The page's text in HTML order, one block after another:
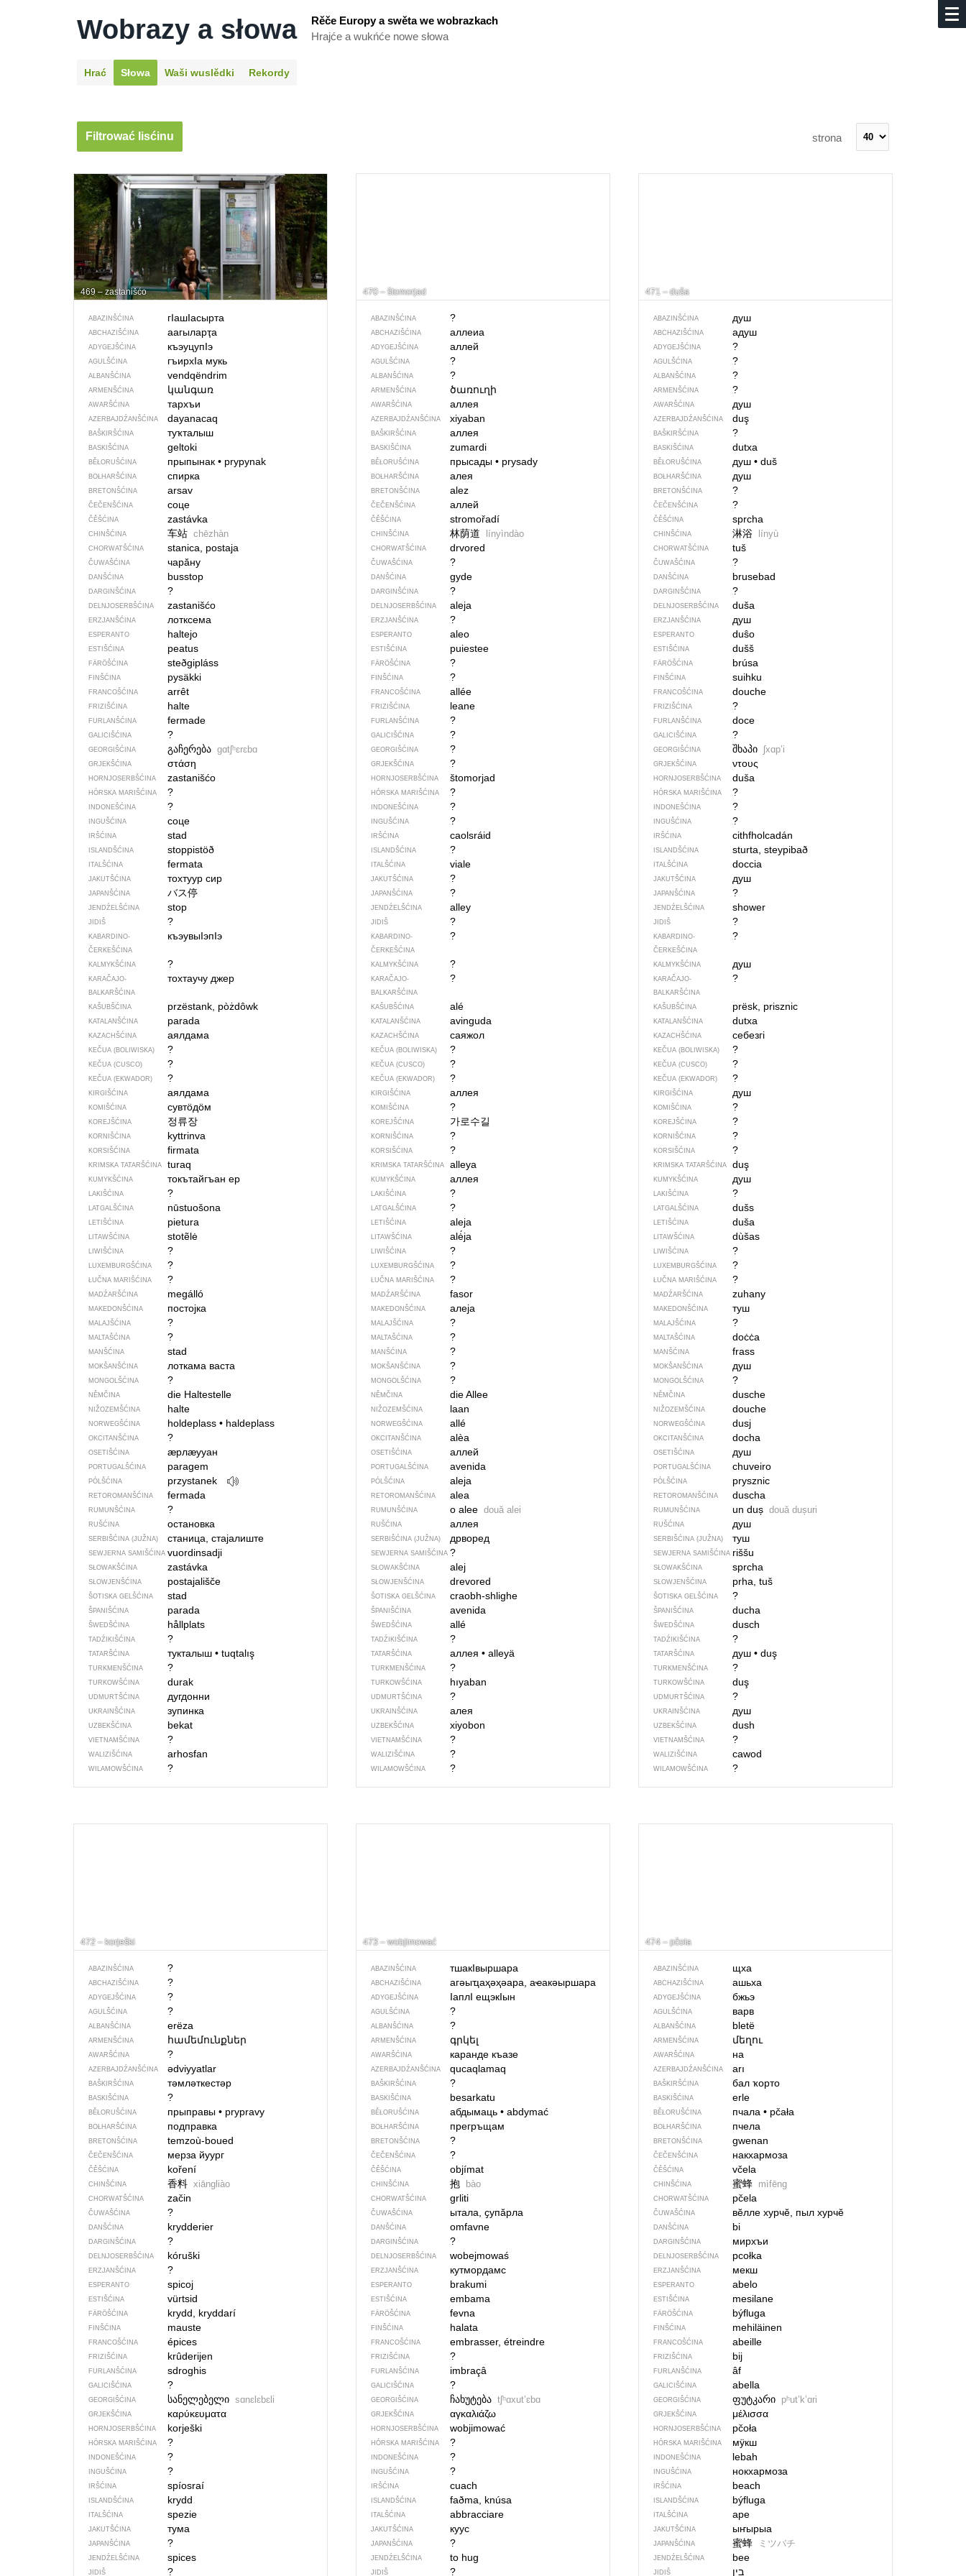
Wobrazy a słowa
Rěče Europy a swěta we wobrazkach
Hrajće a wukńće nowe słowa
Hrać Słowa Waši wuslědki Rekordy
Filtrować lisćinu strona
469 – zastanišćo
ABAZINŠĆINA гIашIасырта
ABCHAZIŠĆINA аагыларҭа
ADYGEJŠĆINA къэуцупIэ
AGULŠĆINA гъирхIа мукь
ALBANŠĆINA vendqëndrim
ARMENŠĆINA կանգառ
AWARŠĆINA тархъи
AZERBAJDŹANŠĆINA dayanacaq
BAŠKIRŠĆINA туҡталыш
BASKIŠĆINA geltoki
BĚŁORUŠĆINA прыпынак •prypynak
BOŁHARŠĆINA спирка
BRETONŠĆINA arsav
ČEČENŠĆINA соце
ČĚŠĆINA zastávka
CHINŠĆINA 车站 chēzhàn
CHORWATŠĆINA stanica, postaja
ČUWAŠĆINA чарӑну
DANŠĆINA busstop
DARGINŠĆINA ?
DELNJOSERBŠĆINA zastanišćo
ERZJANŠĆINA лотксема
ESPERANTO haltejo
ESTIŠĆINA peatus
FÄRÖŠĆINA steðgipláss
FINŠĆINA pysäkki
FRANCOŠĆINA arrêt
FRIZIŠĆINA halte
FURLANŠĆINA fermade
GALICIŠĆINA ?
GEORGIŠĆINA გაჩერება gɑtʃʰɛrɛbɑ
GRJEKŠĆINA στάση
HORNJOSERBŠĆINA zastanišćo
HÓRSKA MARIŠĆINA ?
INDONEŠĆINA ?
INGUŠĆINA соце
IRŠĆINA stad
ISLANDŠĆINA stoppistöð
ITALŠĆINA fermata
JAKUTŠĆINA тохтуур сир
JAPANŠĆINA バス停
JENDŹELŠĆINA stop
JIDIŠ ?
KABARDINO-
ČERKEŠĆINA
къэувыIэпIэ
KALMYKŠĆINA ?
KARAČAJO-
BALKARŠĆINA
тохтаучу джер
KAŠUBŠĆINA przëstank, pòżdôwk
KATALANŠĆINA parada
KAZACHŠĆINA аялдама
KEČUA (BOLIWISKA) ?
KEČUA (CUSCO) ?
KEČUA (EKWADOR) ?
KIRGIŠĆINA аялдама
KOMIŠĆINA сувтӧдӧм
KOREJŠĆINA 정류장
KORNIŠĆINA kyttrinva
KORSIŠĆINA firmata
KRIMSKA TATARŠĆINA turaq
KUMYKŠĆINA токътайгъан ер
LAKIŠĆINA ?
LATGALŠĆINA nūstuošona
LETIŠĆINA pietura
LITAWŠĆINA stotẽlė
LIWIŠĆINA ?
LUXEMBURGŠĆINA ?
ŁUČNA MARIŠĆINA ?
MADŹARŠĆINA megálló
MAKEDONŠĆINA постојка
MALAJŠĆINA ?
MALTAŠĆINA ?
MANŠĆINA stad
MOKŠANŠĆINA лоткама васта
MONGOLŠĆINA ?
NĚMČINA die Haltestelle
NIŽOZEMŠĆINA halte
NORWEGŠĆINA holdeplass •haldeplass
OKCITANŠĆINA ?
OSETIŠĆINA ӕрлӕууан
PORTUGALŠĆINA paragem
PÓLŠĆINA przystanek
RETOROMANŠĆINA fermada
RUMUNŠĆINA ?
RUŠĆINA остановка
SERBIŠĆINA (JUŽNA) станица, стајалиште
SEWJERNA SAMIŠĆINA vuordinsadji
SŁOWAKŠĆINA zastávka
SŁOWJENŠĆINA postajališče
ŠOTISKA GELŠĆINA stad
ŠPANIŠĆINA parada
ŠWEDŠĆINA hållplats
TADŹIKIŠĆINA ?
TATARŠĆINA тукталыш •tuqtalış
TURKMENŠĆINA ?
TURKOWŠĆINA durak
UDMURTŠĆINA дугдонни
UKRAINŠĆINA зупинка
UZBEKŠĆINA bekat
VIETNAMŠĆINA ?
WALIZIŠĆINA arhosfan
WILAMOWŠĆINA ?
470 – štomorjad
ABAZINŠĆINA ?
ABCHAZIŠĆINA аллеиа
ADYGEJŠĆINA аллей
AGULŠĆINA ?
ALBANŠĆINA ?
ARMENŠĆINA ծառուղի
AWARŠĆINA аллея
AZERBAJDŹANŠĆINA xiyaban
BAŠKIRŠĆINA аллея
BASKIŠĆINA zumardi
BĚŁORUŠĆINA прысады • prysady
BOŁHARŠĆINA алея
BRETONŠĆINA alez
ČEČENŠĆINA аллей
ČĚŠĆINA stromořadí
CHINŠĆINA 林荫道 línyìndào
CHORWATŠĆINA drvored
ČUWAŠĆINA ?
DANŠĆINA gyde
DARGINŠĆINA ?
DELNJOSERBŠĆINA aleja
ERZJANŠĆINA ?
ESPERANTO aleo
ESTIŠĆINA puiestee
FÄRÖŠĆINA ?
FINŠĆINA ?
FRANCOŠĆINA allée
FRIZIŠĆINA leane
FURLANŠĆINA ?
GALICIŠĆINA ?
GEORGIŠĆINA ?
GRJEKŠĆINA ?
HORNJOSERBŠĆINA štomorjad
HÓRSKA MARIŠĆINA ?
INDONEŠĆINA ?
INGUŠĆINA ?
IRŠĆINA caolsráid
ISLANDŠĆINA ?
ITALŠĆINA viale
JAKUTŠĆINA ?
JAPANŠĆINA ?
JENDŹELŠĆINA alley
JIDIŠ ?
KABARDINO-
ČERKEŠĆINA
?
KALMYKŠĆINA ?
KARAČAJO-
BALKARŠĆINA
?
KAŠUBŠĆINA alé
KATALANŠĆINA avinguda
KAZACHŠĆINA саяжол
KEČUA (BOLIWISKA) ?
KEČUA (CUSCO) ?
KEČUA (EKWADOR) ?
KIRGIŠĆINA аллея
KOMIŠĆINA ?
KOREJŠĆINA 가로수길
KORNIŠĆINA ?
KORSIŠĆINA ?
KRIMSKA TATARŠĆINA alleya
KUMYKŠĆINA аллея
LAKIŠĆINA ?
LATGALŠĆINA ?
LETIŠĆINA aleja
LITAWŠĆINA alė́ja
LIWIŠĆINA ?
LUXEMBURGŠĆINA ?
ŁUČNA MARIŠĆINA ?
MADŹARŠĆINA fasor
MAKEDONŠĆINA алеја
MALAJŠĆINA ?
MALTAŠĆINA ?
MANŠĆINA ?
MOKŠANŠĆINA ?
MONGOLŠĆINA ?
NĚMČINA die Allee
NIŽOZEMŠĆINA laan
NORWEGŠĆINA allé
OKCITANŠĆINA alèa
OSETIŠĆINA аллей
PORTUGALŠĆINA avenida
PÓLŠĆINA aleja
RETOROMANŠĆINA alea
RUMUNŠĆINA o alee două alei
RUŠĆINA аллея
SERBIŠĆINA (JUŽNA) дрворед
SEWJERNA SAMIŠĆINA ?
SŁOWAKŠĆINA alej
SŁOWJENŠĆINA drevored
ŠOTISKA GELŠĆINA craobh-shlighe
ŠPANIŠĆINA avenida
ŠWEDŠĆINA allé
TADŹIKIŠĆINA ?
TATARŠĆINA аллея • alleyä
TURKMENŠĆINA ?
TURKOWŠĆINA hıyaban
UDMURTŠĆINA ?
UKRAINŠĆINA алея
UZBEKŠĆINA xiyobon
VIETNAMŠĆINA ?
WALIZIŠĆINA ?
WILAMOWŠĆINA ?
471 – duša
ABAZINŠĆINA душ
ABCHAZIŠĆINA адуш
ADYGEJŠĆINA ?
AGULŠĆINA ?
ALBANŠĆINA ?
ARMENŠĆINA ?
AWARŠĆINA душ
AZERBAJDŹANŠĆINA duş
BAŠKIRŠĆINA ?
BASKIŠĆINA dutxa
BĚŁORUŠĆINA душ• duš
BOŁHARŠĆINA душ
BRETONŠĆINA ?
ČEČENŠĆINA ?
ČĚŠĆINA sprcha
CHINŠĆINA 淋浴 línyù
CHORWATŠĆINA tuš
ČUWAŠĆINA ?
DANŠĆINA brusebad
DARGINŠĆINA ?
DELNJOSERBŠĆINA duša
ERZJANŠĆINA душ
ESPERANTO duŝo
ESTIŠĆINA dušš
FÄRÖŠĆINA brúsa
FINŠĆINA suihku
FRANCOŠĆINA douche
FRIZIŠĆINA ?
FURLANŠĆINA doce
GALICIŠĆINA ?
GEORGIŠĆINA შხაპი ʃxɑpʼi
GRJEKŠĆINA ντους
HORNJOSERBŠĆINA duša
HÓRSKA MARIŠĆINA ?
INDONEŠĆINA ?
INGUŠĆINA ?
IRŠĆINA cithfholcadán
ISLANDŠĆINA sturta, steypibað
ITALŠĆINA doccia
JAKUTŠĆINA душ
JAPANŠĆINA ?
JENDŹELŠĆINA shower
JIDIŠ ?
KABARDINO-
ČERKEŠĆINA
?
KALMYKŠĆINA душ
KARAČAJO-
BALKARŠĆINA
?
KAŠUBŠĆINA prësk, prisznic
KATALANŠĆINA dutxa
KAZACHŠĆINA себезгі
KEČUA (BOLIWISKA) ?
KEČUA (CUSCO) ?
KEČUA (EKWADOR) ?
KIRGIŠĆINA душ
KOMIŠĆINA ?
KOREJŠĆINA ?
KORNIŠĆINA ?
KORSIŠĆINA ?
KRIMSKA TATARŠĆINA duş
KUMYKŠĆINA душ
LAKIŠĆINA ?
LATGALŠĆINA dušs
LETIŠĆINA duša
LITAWŠĆINA dùšas
LIWIŠĆINA ?
LUXEMBURGŠĆINA ?
ŁUČNA MARIŠĆINA ?
MADŹARŠĆINA zuhany
MAKEDONŠĆINA туш
MALAJŠĆINA ?
MALTAŠĆINA doċċa
MANŠĆINA frass
MOKŠANŠĆINA душ
MONGOLŠĆINA ?
NĚMČINA dusche
NIŽOZEMŠĆINA douche
NORWEGŠĆINA dusj
OKCITANŠĆINA docha
OSETIŠĆINA душ
PORTUGALŠĆINA chuveiro
PÓLŠĆINA prysznic
RETOROMANŠĆINA duscha
RUMUNŠĆINA un duș două dușuri
RUŠĆINA душ
SERBIŠĆINA (JUŽNA) туш
SEWJERNA SAMIŠĆINA riššu
SŁOWAKŠĆINA sprcha
SŁOWJENŠĆINA prha, tuš
ŠOTISKA GELŠĆINA ?
ŠPANIŠĆINA ducha
ŠWEDŠĆINA dusch
TADŹIKIŠĆINA ?
TATARŠĆINA душ• duş
TURKMENŠĆINA ?
TURKOWŠĆINA duş
UDMURTŠĆINA ?
UKRAINŠĆINA душ
UZBEKŠĆINA dush
VIETNAMŠĆINA ?
WALIZIŠĆINA cawod
WILAMOWŠĆINA ?
472 – korješki
ABAZINŠĆINA ?
ABCHAZIŠĆINA ?
ADYGEJŠĆINA ?
AGULŠĆINA ?
ALBANŠĆINA erëza
ARMENŠĆINA համեմունքներ
AWARŠĆINA ?
AZERBAJDŹANŠĆINA ədviyyatlar
BAŠKIRŠĆINA тәмләткестәр
BASKIŠĆINA ?
BĚŁORUŠĆINA прыправы •prypravy
BOŁHARŠĆINA подправка
BRETONŠĆINA temzoù-boued
ČEČENŠĆINA мерза йуург
ČĚŠĆINA koření
CHINŠĆINA 香料 xiāngliào
CHORWATŠĆINA začin
ČUWAŠĆINA ?
DANŠĆINA krydderier
DARGINŠĆINA ?
DELNJOSERBŠĆINA kóruški
ERZJANŠĆINA ?
ESPERANTO spicoj
ESTIŠĆINA vürtsid
FÄRÖŠĆINA krydd, kryddarí
FINŠĆINA mauste
FRANCOŠĆINA épices
FRIZIŠĆINA krûderijen
FURLANŠĆINA sdroghis
GALICIŠĆINA ?
GEORGIŠĆINA სანელებელი sɑnɛlɛbɛli
GRJEKŠĆINA καρύκευματα
HORNJOSERBŠĆINA korješki
HÓRSKA MARIŠĆINA ?
INDONEŠĆINA ?
INGUŠĆINA ?
IRŠĆINA spíosraí
ISLANDŠĆINA krydd
ITALŠĆINA spezie
JAKUTŠĆINA тума
JAPANŠĆINA ?
JENDŹELŠĆINA spices
JIDIŠ ?
473 – wobjimować
ABAZINŠĆINA тшакIвыршара
ABCHAZIŠĆINA агәыҵаҳәҳәара, аҽакәыршара
ADYGEJŠĆINA IаплI ещэкIын
AGULŠĆINA ?
ALBANŠĆINA ?
ARMENŠĆINA գրկել
AWARŠĆINA каранде къазе
AZERBAJDŹANŠĆINA qucaqlamaq
BAŠKIRŠĆINA ?
BASKIŠĆINA besarkatu
BĚŁORUŠĆINA абдымаць • abdymać
BOŁHARŠĆINA прегръщам
BRETONŠĆINA ?
ČEČENŠĆINA ?
ČĚŠĆINA objímat
CHINŠĆINA 抱 bào
CHORWATŠĆINA grliti
ČUWAŠĆINA ытала, ҫупӑрла
DANŠĆINA omfavne
DARGINŠĆINA ?
DELNJOSERBŠĆINA wobejmowaś
ERZJANŠĆINA кутмордамс
ESPERANTO brakumi
ESTIŠĆINA embama
FÄRÖŠĆINA fevna
FINŠĆINA halata
FRANCOŠĆINA embrasser, étreindre
FRIZIŠĆINA ?
FURLANŠĆINA imbraçâ
GALICIŠĆINA ?
GEORGIŠĆINA ჩახუტება tʃʰɑxutʼɛbɑ
GRJEKŠĆINA αγκαλιάζω
HORNJOSERBŠĆINA wobjimować
HÓRSKA MARIŠĆINA ?
INDONEŠĆINA ?
INGUŠĆINA ?
IRŠĆINA cuach
ISLANDŠĆINA faðma, knúsa
ITALŠĆINA abbracciare
JAKUTŠĆINA куус
JAPANŠĆINA ?
JENDŹELŠĆINA to hug
JIDIŠ ?
474 – pčoła
ABAZINŠĆINA щха
ABCHAZIŠĆINA ашьха
ADYGEJŠĆINA бжьэ
AGULŠĆINA варв
ALBANŠĆINA bletë
ARMENŠĆINA մեղու
AWARŠĆINA на
AZERBAJDŹANŠĆINA arı
BAŠKIRŠĆINA бал ҡорто
BASKIŠĆINA erle
BĚŁORUŠĆINA пчала• pčała
BOŁHARŠĆINA пчела
BRETONŠĆINA gwenan
ČEČENŠĆINA накхармоза
ČĚŠĆINA včela
CHINŠĆINA 蜜蜂 mìfēng
CHORWATŠĆINA pčela
ČUWAŠĆINA вӗлле хурчӗ, пыл хурчӗ
DANŠĆINA bi
DARGINŠĆINA мирхъи
DELNJOSERBŠĆINA pcołka
ERZJANŠĆINA мекш
ESPERANTO abelo
ESTIŠĆINA mesilane
FÄRÖŠĆINA býfluga
FINŠĆINA mehiläinen
FRANCOŠĆINA abeille
FRIZIŠĆINA bij
FURLANŠĆINA âf
GALICIŠĆINA abella
GEORGIŠĆINA ფუტკარი pʰutʼkʼɑri
GRJEKŠĆINA μέλισσα
HORNJOSERBŠĆINA pčoła
HÓRSKA MARIŠĆINA мӱкш
INDONEŠĆINA lebah
INGUŠĆINA нокхармоза
IRŠĆINA beach
ISLANDŠĆINA býfluga
ITALŠĆINA ape
JAKUTŠĆINA ыҥырыа
JAPANŠĆINA 蜜蜂 ミツバチ
JENDŹELŠĆINA bee
JIDIŠ בין